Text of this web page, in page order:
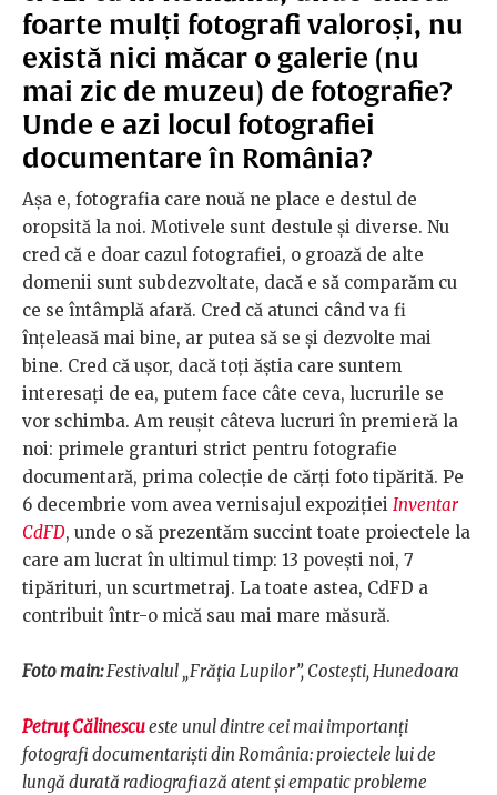
foarte mulți fotografi valoroși, nu
există nici măcar o galerie (nu
mai zic de muzeu) de fotografie?
Unde e azi locul fotografiei
documentare în România?
Aşa e, fotografia care nouă ne place e destul de
oropsită la noi. Motivele sunt destule şi diverse. Nu
cred că e doar cazul fotografiei, o groază de alte
domenii sunt subdezvoltate, dacă e să comparăm cu
ce se întâmplă afară. Cred că atunci când va fi
înţeleasă mai bine, ar putea să se şi dezvolte mai
bine. Cred că uşor, dacă toţi ăştia care suntem
interesaţi de ea, putem face câte ceva, lucrurile se
vor schimba. Am reuşit câteva lucruri în premieră la
noi: primele granturi strict pentru fotografie
documentară, prima colecţie de cărţi foto tipărită. Pe
6 decembrie vom avea vernisajul expoziţiei Inventar
CdFD, unde o să prezentăm succint toate proiectele la
care am lucrat în ultimul timp: 13 povești noi, 7
tipărituri, un scurtmetraj. La toate astea, CdFD a
contribuit într-o mică sau mai mare măsură.
Foto main:Festivalul „Frăţia Lupilor”, Costeşti, Hunedoara
Petruț Călinescueste unul dintre cei mai importanți
fotografi documentariști din România: proiectele lui de
lungă durată radiografiază atent și empatic probleme